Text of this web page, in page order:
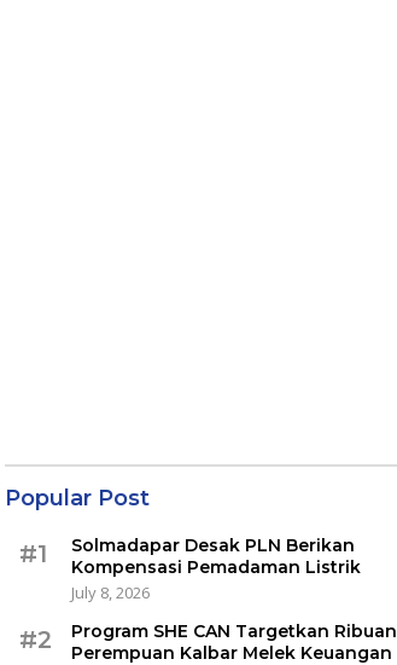
Popular Post
#1
Solmadapar Desak PLN Berikan
Kompensasi Pemadaman Listrik
July 8, 2026
#2
Program SHE CAN Targetkan Ribuan
Perempuan Kalbar Melek Keuangan